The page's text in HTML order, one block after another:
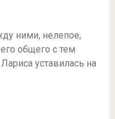
ними, нелепое,
общего с тем
уставилась на